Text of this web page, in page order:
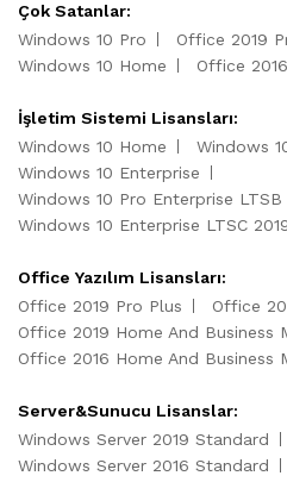
Çok Satanlar:
Windows 10 Pro
Office 2019
Windows 10 Home
Office
İşletim Sistemi Lisansları:
Windows 10 Home
Windows
Windows 10 Enterprise
Windows 10 Pro Enterprise LTSB
Windows 10 Enterprise LTSC
Office Yazılım Lisansları:
Office 2019 Pro Plus
Office
Office 2019 Home And Business
Office 2016 Home And Business
Server&Sunucu Lisanslar:
Windows Server 2019 Standard
Windows Server 2016 Standard